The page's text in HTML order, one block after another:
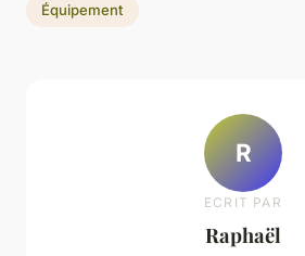
Équipement
R
ECRIT PAR
Raphaël